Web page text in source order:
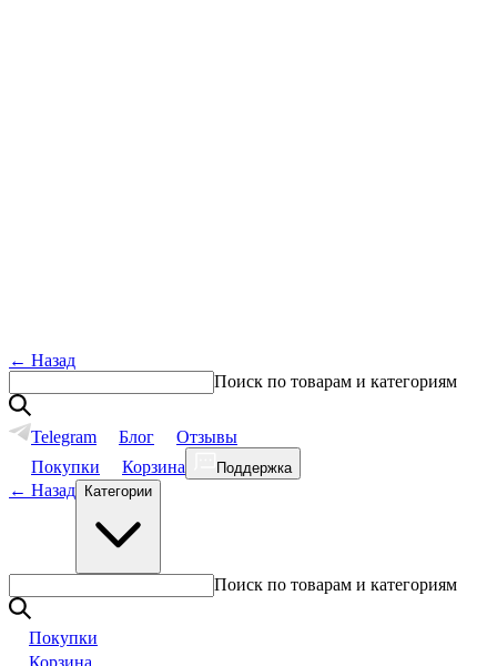
← Назад
Поиск по товарам и категориям
Telegram Блог
Отзывы
Покупки
Корзина Поддержка
← Назад Категории
Поиск по товарам и категориям
Покупки
Корзина